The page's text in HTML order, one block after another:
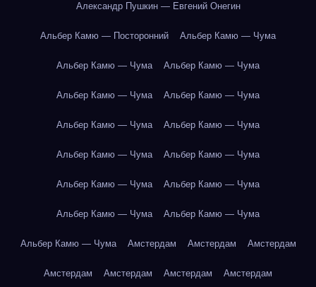
Александр Пушкин — Евгений Онегин
Альбер Камю — Посторонний Альбер Камю — Чума
Альбер Камю — Чума Альбер Камю — Чума
Альбер Камю — Чума Альбер Камю — Чума
Альбер Камю — Чума Альбер Камю — Чума
Альбер Камю — Чума Альбер Камю — Чума
Альбер Камю — Чума Альбер Камю — Чума
Альбер Камю — Чума Альбер Камю — Чума
Альбер Камю — Чума Амстердам Амстердам Амстердам
Амстердам Амстердам Амстердам Амстердам